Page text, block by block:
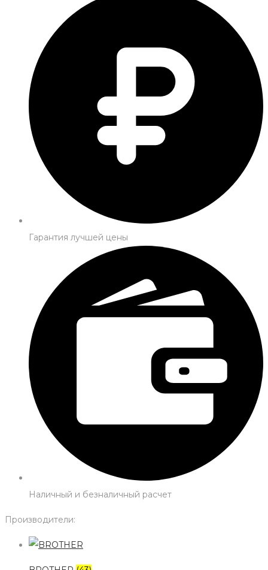
Гарантия лучшей цены
Наличный и безналичный расчет
Производители: